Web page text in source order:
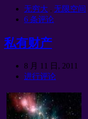
无穷大 . 无限空间
6 条评论
私有财产
8 月 11 日, 2011
进行评论